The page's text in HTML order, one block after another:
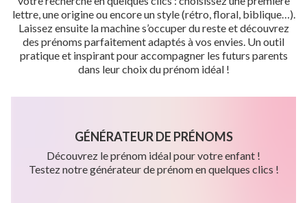
lettre, une origine ou encore un style (rétro, floral, biblique…).
Laissez ensuite la machine s’occuper du reste et découvrez
des prénoms parfaitement adaptés à vos envies. Un outil
pratique et inspirant pour accompagner les futurs parents
dans leur choix du prénom idéal !
GÉNÉRATEUR DE PRÉNOMS
Découvrez le prénom idéal pour votre enfant !
Testez notre générateur de prénom en quelques clics !